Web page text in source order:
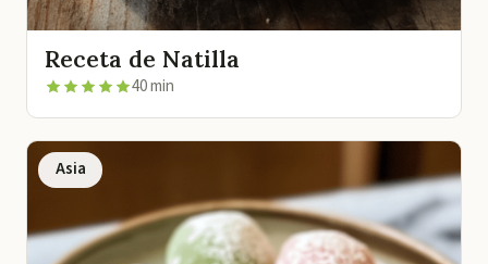
Receta de Natilla
40 min
Asia